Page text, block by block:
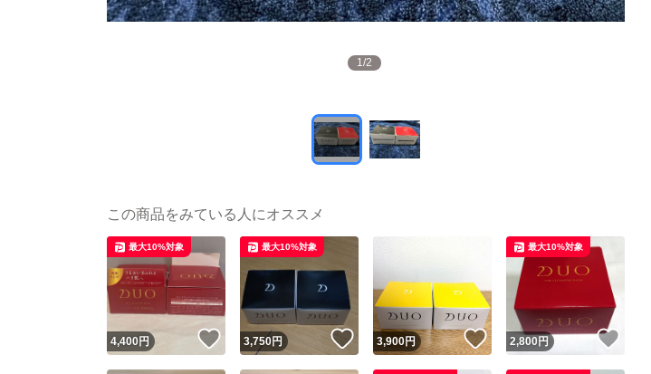
1/2
この商品をみている人にオススメ
4,400円 いいね！
最大10%対象
3,750円 いいね！
最大10%対象
3,900円 いいね！
2,800 円
最大10%対象